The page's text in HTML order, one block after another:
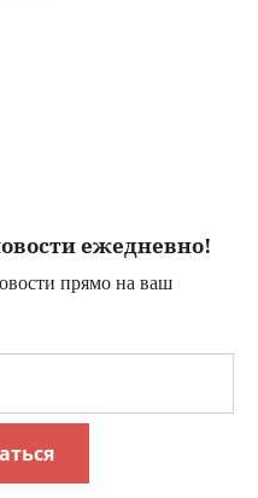
ежедневно!
прямо на ваш